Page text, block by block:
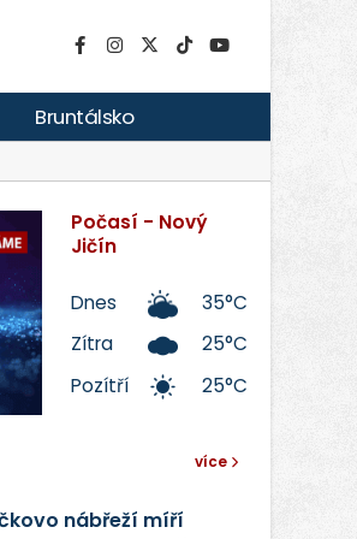
Bruntálsko
Počasí - Nový
Jičín
Dnes
35°C
Zítra
25°C
Pozítří
25°C
více
nábřeží míří